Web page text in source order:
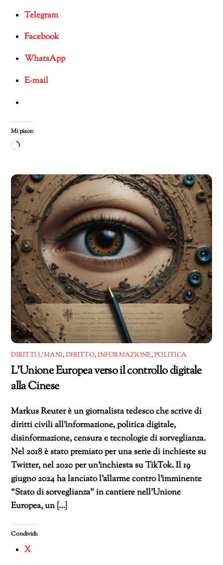
Telegram
Facebook
WhatsApp
E-mail
Mi piace:
Caricamento
corso…
DIRITTI UMANI,DIRITTO,INFORMAZIONE,POLITICA
L’Unione Europea verso il controllo digitale
alla Cinese
Markus Reuter è un giornalista tedesco che scrive di
diritti civili all’informazione, politica digitale,
disinformazione, censura e tecnologie di sorveglianza.
Nel 2018 è stato premiato per una serie di inchieste su
Twitter, nel 2020 per un’inchiesta su TikTok. Il 19
giugno 2024 ha lanciato l’allarme contro l’imminente
“Stato di sorveglianza” in cantiere nell’Unione
Europea, un […]
Condividi:
X